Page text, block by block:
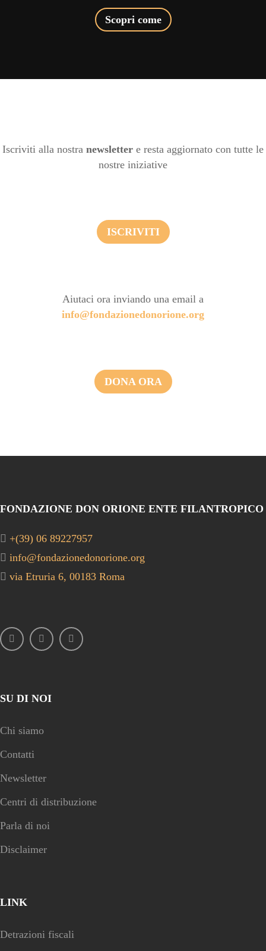
Scopri come
Iscriviti alla nostra newsletter e resta aggiornato con tutte le
nostre iniziative
ISCRIVITI
Aiutaci ora inviando una email a
info@fondazionedonorione.org
DONA ORA
FONDAZIONE DON ORIONE ENTE FILANTROPICO
+(39) 06 89227957
info@fondazionedonorione.org
via Etruria 6, 00183 Roma
SU DI NOI
Chi siamo
Contatti
Newsletter
Centri di distribuzione
Parla di noi
Disclaimer
LINK
Detrazioni fiscali